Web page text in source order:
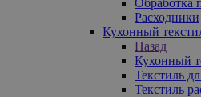
Расходники
Кухонный
Назад
Кухонный
Текстиль
Текстиль